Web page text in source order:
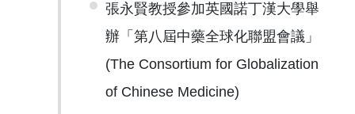
張永賢教授參加英國諾丁漢大學舉
辦「第八屆中藥全球化聯盟會議」
(The Consortium for Globalization
of Chinese Medicine)